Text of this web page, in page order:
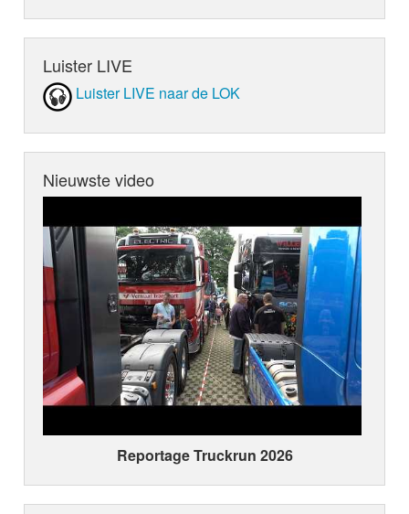
Luister LIVE
Luister LIVE naar de LOK
Nieuwste video
Reportage Truckrun 2026